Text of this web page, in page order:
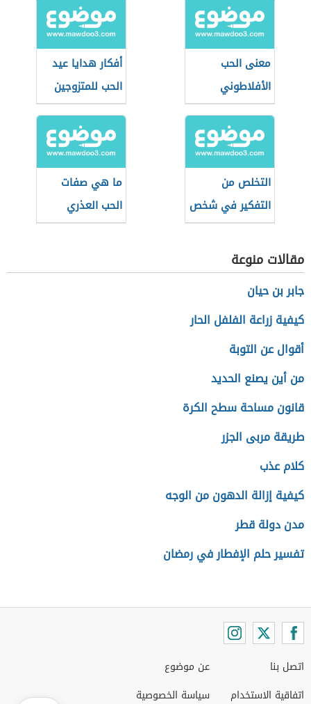
معنى الحب
الأفلاطوني
أفكار هدايا عيد
الحب للمتزوجين
التخلص من
التفكير في شخص
ما هي صفات
الحب العذري
مقالات منوعة
جابر بن حيان
كيفية زراعة الفلفل الحار
أقوال عن التوبة
من أين يصنع الحديد
قانون مساحة سطح الكرة
طريقة مربى الجزر
كلام عذب
كيفية إزالة الدهون من الوجه
مدن دولة قطر
تفسير حلم الإفطار في رمضان
اتصل بنا
اتفاقية الاستخدام
عن موضوع
سياسة الخصوصية